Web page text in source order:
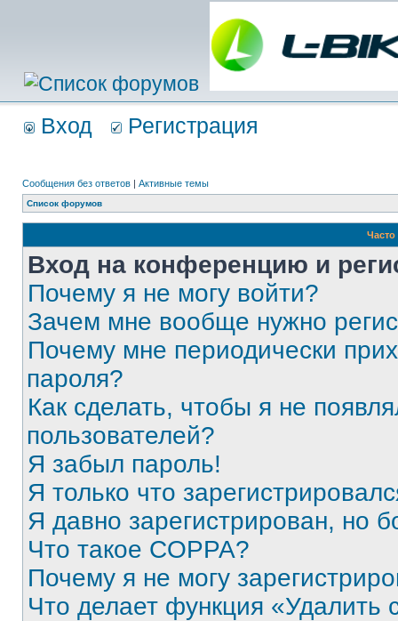
Вход Регистрация
Сообщения без ответов | Активные темы
Список форумов
Вход на конференцию и
Почему я не могу войти?
Зачем мне вообще нужно
Почему мне периодически
пароля?
Как сделать, чтобы я не
пользователей?
Я забыл пароль!
Я только что
Я давно зарегистрирован, но
Что такое COPPA?
Почему я не могу
Что делает функция «Удалить